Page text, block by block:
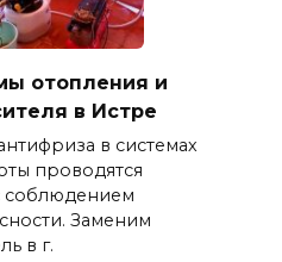
отопления и
в Истре
в системах
проводятся
соблюдением
Заменим
в г.